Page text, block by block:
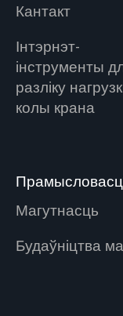
Кантакт
Інтэрнэт-
інструменты
разліку
колы крана
Магутнасць
Будаўніцтва